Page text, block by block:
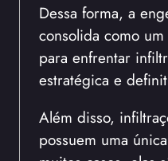
Dessa forma, a
consolida como
para enfrentar
estratégica e
Além disso,
possuem uma